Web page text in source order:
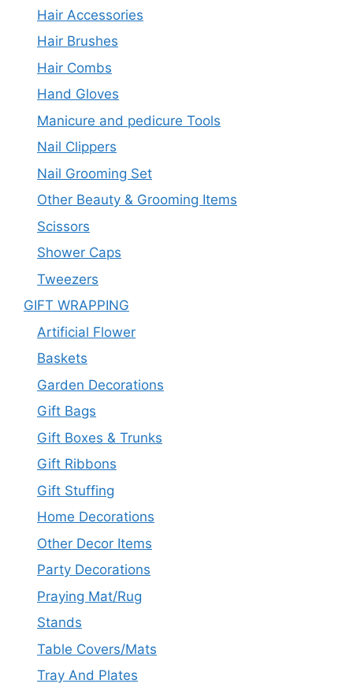
Hair Accessories
Hair Brushes
Hair Combs
Hand Gloves
Manicure and pedicure Tools
Nail Clippers
Nail Grooming Set
Other Beauty & Grooming Items
Scissors
Shower Caps
Tweezers
GIFT WRAPPING
Artificial Flower
Baskets
Garden Decorations
Gift Bags
Gift Boxes & Trunks
Gift Ribbons
Gift Stuffing
Home Decorations
Other Decor Items
Party Decorations
Praying Mat/Rug
Stands
Table Covers/Mats
Tray And Plates